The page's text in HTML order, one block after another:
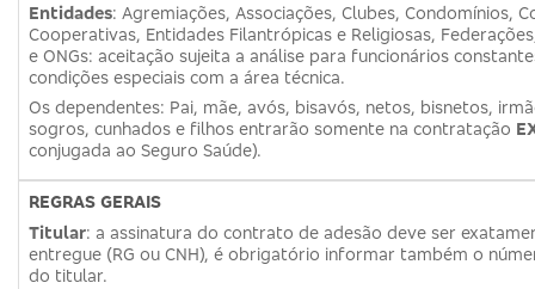
Entidades: Agremiações, Associações, Clubes, Condomínios,
Cooperativas, Entidades Filantrópicas e Religiosas,
e ONGs: aceitação sujeita a análise para funcionários
condições especiais com a área técnica.
Os dependentes: Pai, mãe, avós, bisavós, netos, bisnetos,
sogros, cunhados e filhos entrarão somente na contratação
conjugada ao Seguro Saúde).
REGRAS GERAIS
Titular: a assinatura do contrato de adesão deve ser
entregue (RG ou CNH), é obrigatório informar também o
do titular.